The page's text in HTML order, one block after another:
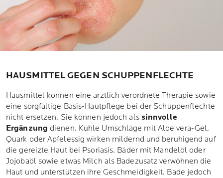
HAUSMITTEL GEGEN SCHUPPENFLECHTE
Hausmittel können eine ärztlich verordnete Therapie sowie
eine sorgfältige Basis-Hautpflege bei der Schuppenflechte
nicht ersetzen. Sie können jedoch als sinnvolle
Ergänzung dienen. Kühle Umschläge mit Aloe vera-Gel,
Quark oder Apfelessig wirken mildernd und beruhigend auf
die gereizte Haut bei Psoriasis. Bäder mit Mandelöl oder
Jojobaöl sowie etwas Milch als Badezusatz verwöhnen die
Haut und unterstützen ihre Geschmeidigkeit. Bade jedoch